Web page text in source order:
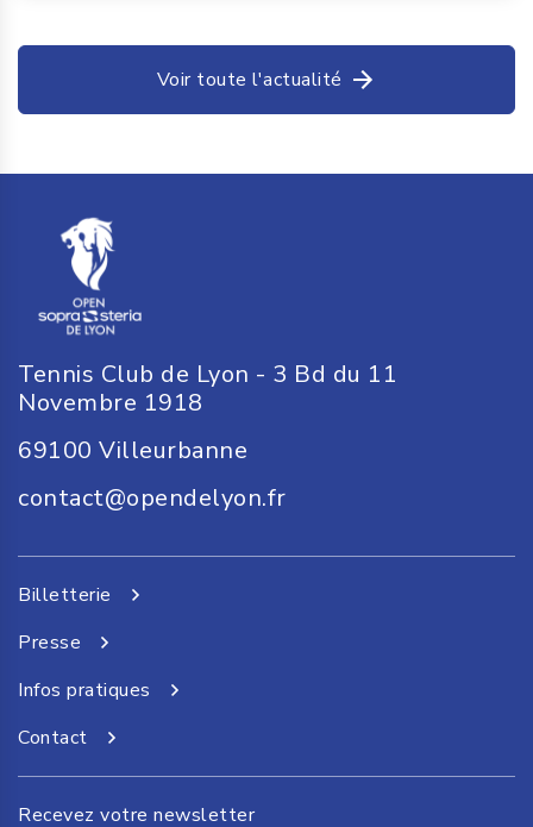
Voir toute l'actualité
Tennis Club de Lyon - 3 Bd du 11
Novembre 1918
69100 Villeurbanne
contact@opendelyon.fr
Billetterie
Presse
Infos pratiques
Contact
Recevez votre newsletter